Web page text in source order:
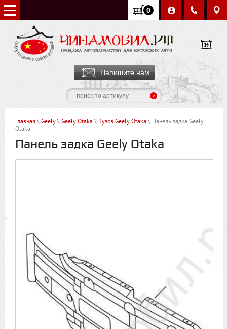
0
Напишите нам
Главная \ Geely \ Geely Otaka \ Кузов Geely Otaka \ Панель задка Geely
Otaka
Панель задка Geely Otaka